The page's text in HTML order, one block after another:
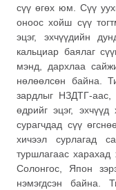
сүү өгөх юм. Сүү
оноос хойш сүү
эцэг, эхчүүдийн
кальциар баялаг
мэнд, дархлаа
нөлөөлсөн байна.
зардлыг НЗДТГ-аас,
өдрийг эцэг,
сурагчдад сүү
хичээл сурлагад
туршлагаас харахад
Солонгос, Япон
нэмэгдсэн байна.